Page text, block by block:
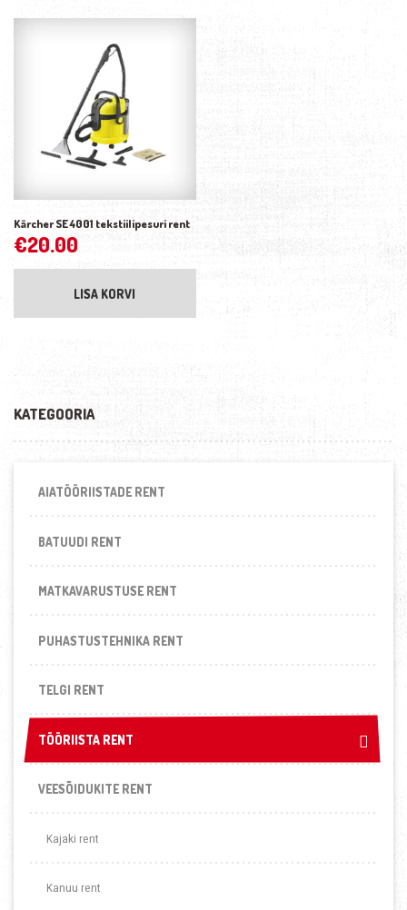
Kärcher SE 4001 tekstiilipesuri rent
€20.00
LISA KORVI
KATEGOORIA
AIATÖÖRIISTADE RENT
BATUUDI RENT
MATKAVARUSTUSE RENT
PUHASTUSTEHNIKA RENT
TELGI RENT
TÖÖRIISTA RENT
TÖÖRIISTA RENT
VEESÕIDUKITE RENT
Kajaki rent
Kanuu rent